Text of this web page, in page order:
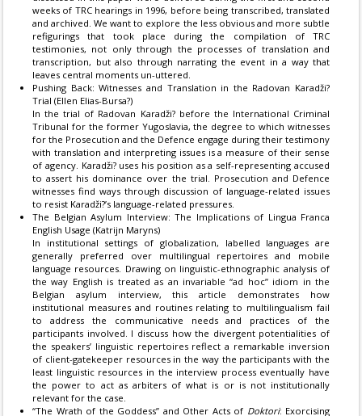
weeks of TRC hearings in 1996, before being transcribed, translated
and archived. We want to explore the less obvious and more subtle
refigurings that took place during the compilation of TRC
testimonies, not only through the processes of translation and
transcription, but also through narrating the event in a way that
leaves central moments un-uttered.
Pushing Back: Witnesses and Translation in the Radovan Karadži?
Trial (Ellen Elias-Bursa?)
In the trial of Radovan Karadži? before the International Criminal
Tribunal for the former Yugoslavia, the degree to which witnesses
for the Prosecution and the Defence engage during their testimony
with translation and interpreting issues is a measure of their sense
of agency. Karadži? uses his position as a self-representing accused
to assert his dominance over the trial. Prosecution and Defence
witnesses find ways through discussion of language-related issues
to resist Karadži?’s language-related pressures.
The Belgian Asylum Interview: The Implications of Lingua Franca
English Usage (Katrijn Maryns)
In institutional settings of globalization, labelled languages are
generally preferred over multilingual repertoires and mobile
language resources. Drawing on linguistic-ethnographic analysis of
the way English is treated as an invariable “ad hoc” idiom in the
Belgian asylum interview, this article demonstrates how
institutional measures and routines relating to multilingualism fail
to address the communicative needs and practices of the
participants involved. I discuss how the divergent potentialities of
the speakers’ linguistic repertoires reflect a remarkable inversion
of client-gatekeeper resources in the way the participants with the
least linguistic resources in the interview process eventually have
the power to act as arbiters of what is or is not institutionally
relevant for the case.
“The Wrath of the Goddess” and Other Acts of Doktori: Exorcising